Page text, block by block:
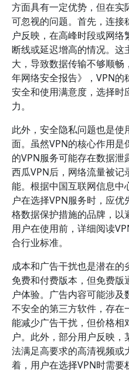
方面具有一定优势，但在实
可忽视的问题。首先，连接
户反映，在高峰时段或网
断线或延迟增高的情况。这
大，导致数据传输不够顺
年网络安全报告》，VPN
安全和使用满意度，选择
力。
此外，安全隐私问题也是
面。虽然VPN的核心作用
的VPN服务可能存在数据
西瓜VPN后，网络流量被
能。根据中国互联网信息中
户在选择VPN服务时，应
格数据保护措施的品牌，以
用户在使用前，详细阅读
合行业标准。
成本和广告干扰也是潜在
免费和付费版本，但免费
户体验。广告内容可能涉
不安全的第三方软件，存在
能减少广告干扰，但价格相
户。此外，部分用户反映
法满足高要求的高清视频
着，用户在选择VPN时需